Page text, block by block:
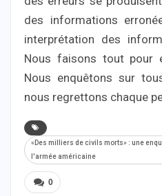
des informations
interprétation des
Nous faisons tout pour
Nous enquêtons sur
nous regrettons chaque
«Des milliers de civils morts» : une
l'armée américaine
0